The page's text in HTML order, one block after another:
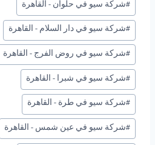
#شركة سيو في حلوان - القاهرة
#شركة سيو في دار السلام - القاهرة
#شركة سيو في روض الفرج - القاهرة
#شركة سيو في شبرا - القاهرة
#شركة سيو في طرة - القاهرة
#شركة سيو في عين شمس - القاهرة